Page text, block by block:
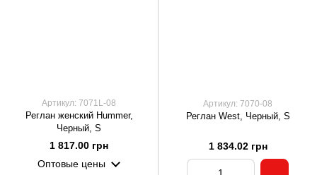
Артикул: 7071L-08
Реглан женский Hummer,
Черный, S
1 817.00 грн
Оптовые цены
Артикул: 7070-08
Реглан West, Черный, S
1 834.02 грн